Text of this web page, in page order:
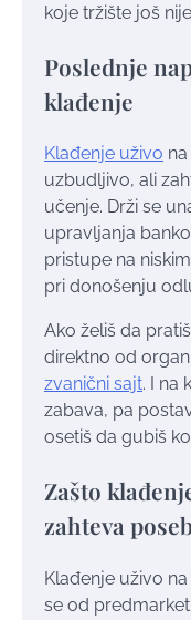
koje tržište još
Poslednje
klađenje
Klađenje uživo
uzbudljivo, ali
učenje. Drži se
upravljanja
pristupe na
pri donošenju
Ako želiš da
direktno od
zvanični sajt. I na
zabava, pa
osetiš da gubiš
Zašto
zahteva
Klađenje uživo
se od